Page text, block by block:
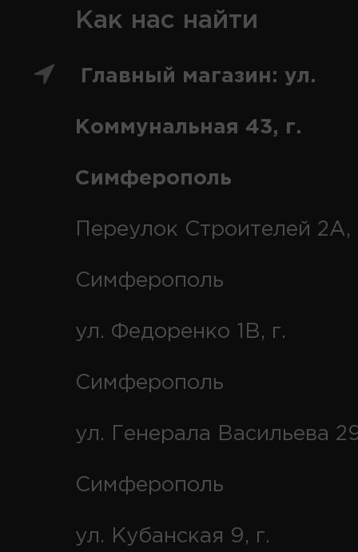
Как нас найти
Главный магазин: ул.
Коммунальная 43, г.
Симферополь
Переулок Строителей 2А,
Симферополь
ул. Федоренко 1В, г.
Симферополь
ул. Генерала Васильева
Симферополь
ул. Кубанская 9, г.